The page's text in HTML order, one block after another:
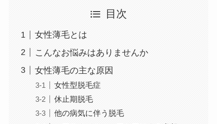
目次
女性薄毛とは
こんなお悩みはありませんか
女性薄毛の主な原因
女性型脱毛症
休止期脱毛
他の病気に伴う脱毛